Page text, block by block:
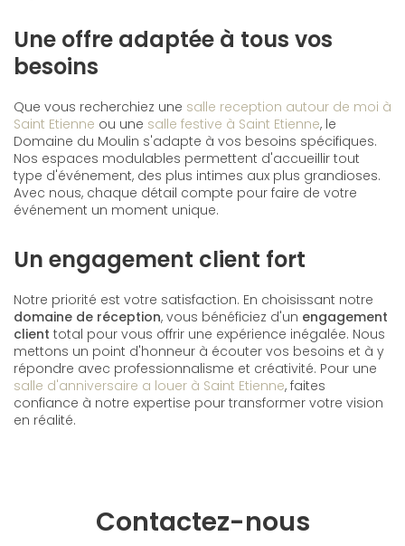
Une offre adaptée à tous vos
besoins
Que vous recherchiez une salle reception autour de moi à
Saint Etienne ou une salle festive à Saint Etienne, le
Domaine du Moulin s'adapte à vos besoins spécifiques.
Nos espaces modulables permettent d'accueillir tout
type d'événement, des plus intimes aux plus grandioses.
Avec nous, chaque détail compte pour faire de votre
événement un moment unique.
Un engagement client fort
Notre priorité est votre satisfaction. En choisissant notre
domaine de réception, vous bénéficiez d'un engagement
client total pour vous offrir une expérience inégalée. Nous
mettons un point d'honneur à écouter vos besoins et à y
répondre avec professionnalisme et créativité. Pour une
salle d'anniversaire a louer à Saint Etienne, faites
confiance à notre expertise pour transformer votre vision
en réalité.
Contactez-nous